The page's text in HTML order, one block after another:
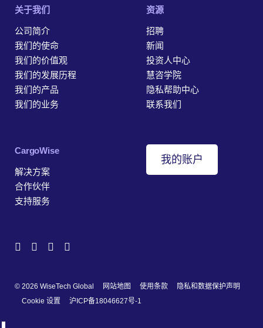
关于我们
公司简介
我们的使命
我们的价值观
我们的发展历程
我们的产品
我们的业务
资源
招聘
新闻
投资人中心
慧咨学院
隐私帮助中心
联系我们
‎CargoWise
解决方案
合作伙伴
支持服务
我的账户
© 2026 WiseTech Global 网站地图 使用条款
隐私和数据保护声明
Cookie 设置
沪ICP备18046627号-1